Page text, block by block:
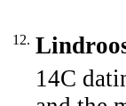
12.
14C